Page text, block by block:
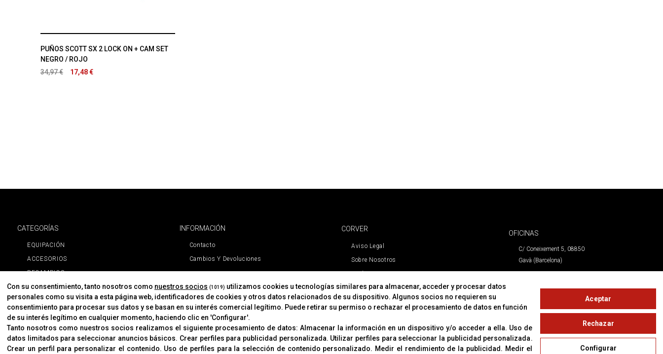
PUÑOS SCOTT SX 2 LOCK ON + CAM SET
NEGRO / ROJO
34,97 €
17,48 €
CATEGORÍAS
EQUIPACIÓN
ACCESORIOS
RECAMBIOS
PROMOCIONES
NOVEDADES
MARCAS
MARCAS
INFORMACIÓN
Contacto
Cambios Y Devoluciones
CORVER
Aviso Legal
Sobre Nosotros
Política De Privacidad
OFICINAS
C/ Coneixement 5, 08850
Gavà (Barcelona)
corver@corver.es
www.corver.es
Con su consentimiento, tanto nosotros como nuestros socios (1019) utilizamos cookies u tecnologías similares para almacenar, acceder y procesar datos
personales como su visita a esta página web, identificadores de cookies y otros datos relacionados de su dispositivo. Algunos socios no requieren su
consentimiento para procesar sus datos y se basan en su interés comercial legítimo. Puede retirar su permiso o rechazar el procesamiento de datos en función
de su interés legítimo en cualquier momento, haciendo clic en 'Configurar'.
Tanto nosotros como nuestros socios realizamos el siguiente procesamiento de datos:Almacenar la información en un dispositivo y/o acceder a ella. Uso de
datos limitados para seleccionar anuncios básicos. Crear perfiles para publicidad personalizada. Utilizar perfiles para seleccionar la publicidad personalizada.
Crear un perfil para personalizar el contenido. Uso de perfiles para la selección de contenido personalizado. Medir el rendimiento de la publicidad . Medir el Configurar
Rechazar
Aceptar